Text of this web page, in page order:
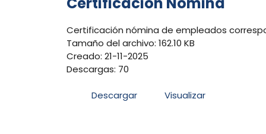
Certificación nómina de empleados
Tamaño del archivo: 162.10 KB
Creado: 21-11-2025
Descargas: 70
Descargar Visualizar